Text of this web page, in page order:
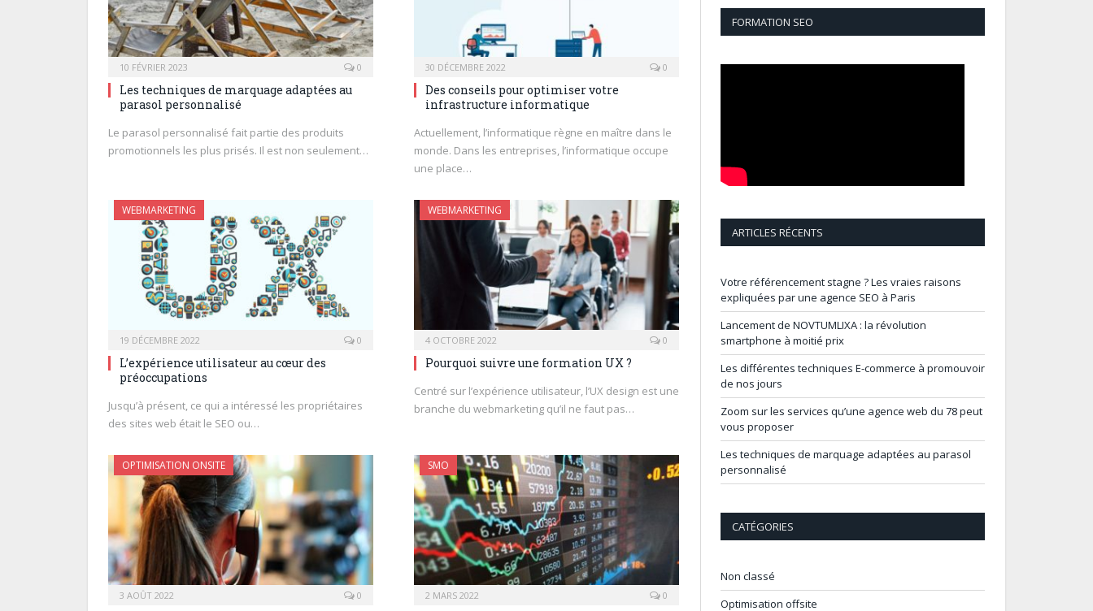
10 FÉVRIER 2023 0
Les techniques de marquage adaptées au
parasol personnalisé
Le parasol personnalisé fait partie des produits
promotionnels les plus prisés. Il est non seulement…
30 DÉCEMBRE 2022 0
Des conseils pour optimiser votre
infrastructure informatique
Actuellement, l’informatique règne en maître dans le
monde. Dans les entreprises, l’informatique occupe
une place…
WEBMARKETING
19 DÉCEMBRE 2022 0
L’expérience utilisateur au cœur des
préoccupations
Jusqu’à présent, ce qui a intéressé les propriétaires
des sites web était le SEO ou…
WEBMARKETING
4 OCTOBRE 2022 0
Pourquoi suivre une formation UX ?
Centré sur l’expérience utilisateur, l’UX design est une
branche du webmarketing qu’il ne faut pas…
OPTIMISATION ONSITE
3 AOÛT 2022 0
SMO
2 MARS 2022 0
FORMATION SEO
ARTICLES RÉCENTS
Votre référencement stagne ? Les vraies raisons
expliquées par une agence SEO à Paris
Lancement de NOVTUMLIXA : la révolution
smartphone à moitié prix
Les différentes techniques E-commerce à promouvoir
de nos jours
Zoom sur les services qu’une agence web du 78 peut
vous proposer
Les techniques de marquage adaptées au parasol
personnalisé
CATÉGORIES
Non classé
Optimisation offsite